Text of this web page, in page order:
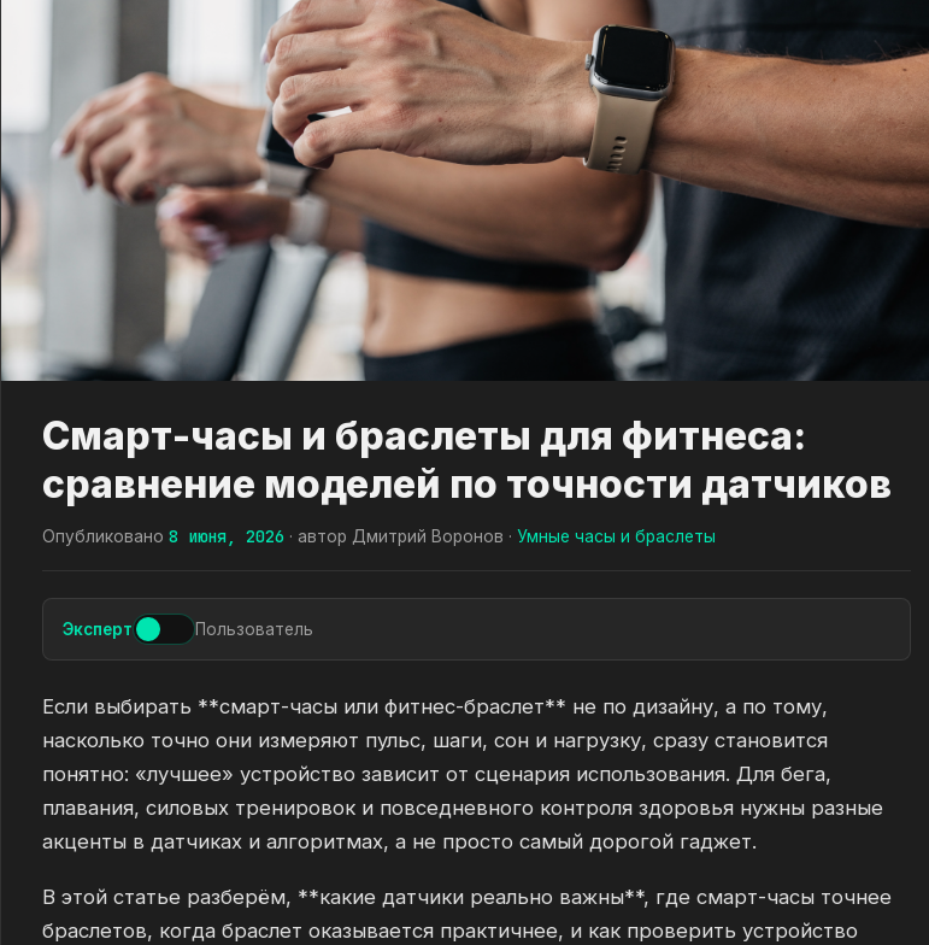
Смарт-часы и браслеты для фитнеса:
сравнение моделей по точности датчиков
Опубликовано 8 июня, 2026 · автор Дмитрий Воронов · Умные часы и браслеты
Эксперт Пользователь
Если выбирать **смарт-часы или фитнес-браслет** не по дизайну, а по тому,
насколько точно они измеряют пульс, шаги, сон и нагрузку, сразу становится
понятно: «лучшее» устройство зависит от сценария использования. Для бега,
плавания, силовых тренировок и повседневного контроля здоровья нужны разные
акценты в датчиках и алгоритмах, а не просто самый дорогой гаджет.
В этой статье разберём, **какие датчики реально важны**, где смарт-часы точнее
браслетов, когда браслет оказывается практичнее, и как проверить устройство